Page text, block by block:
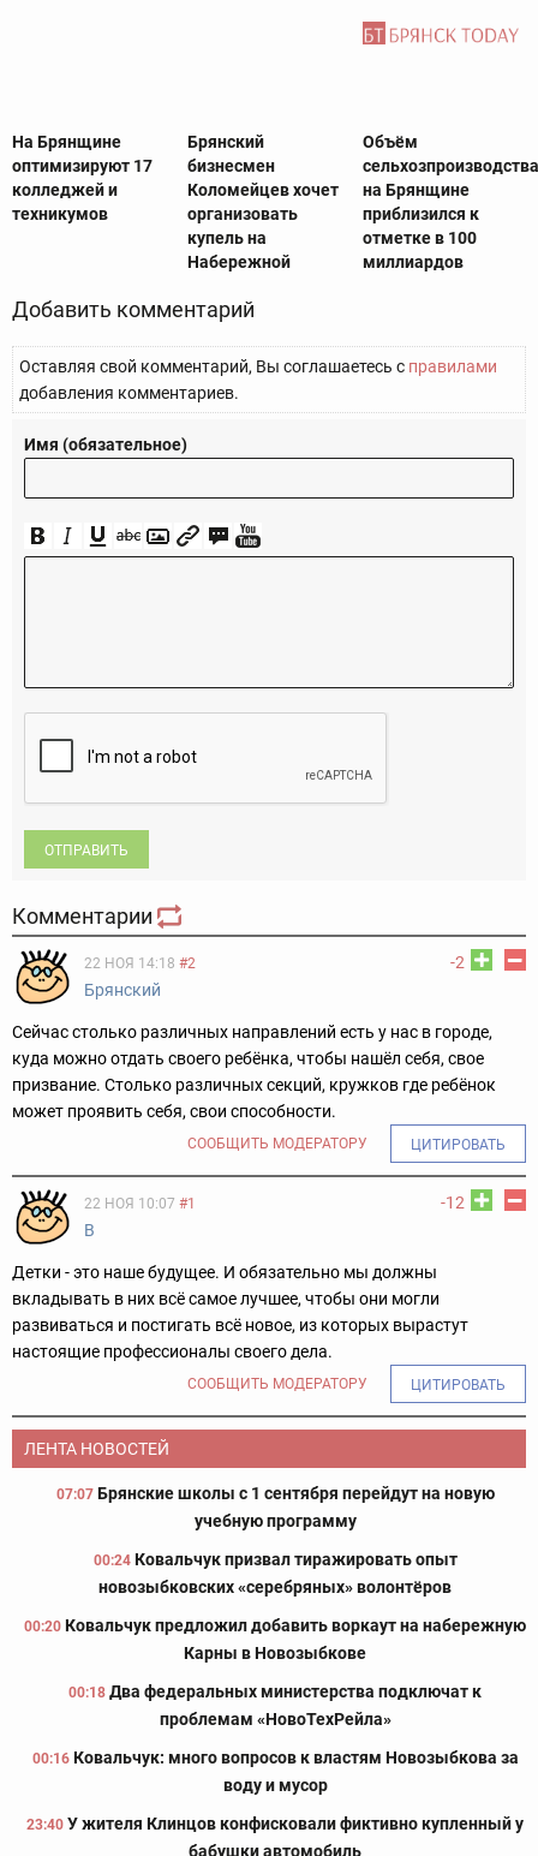
На Брянщине
оптимизируют 17
колледжей и
техникумов
Брянский
бизнесмен
Коломейцев хочет
организовать
купель на
Набережной
Объём
сельхозпроизводства
на Брянщине
приблизился к
отметке в 100
миллиардов
Добавить комментарий
Оставляя свой комментарий, Вы соглашаетесь с правилами
добавления комментариев.
Имя (обязательное)
ОТПРАВИТЬ
Комментарии
-2
22 НОЯ 14:18 #2
Брянский
Сейчас столько различных направлений есть у нас в городе,
куда можно отдать своего ребёнка, чтобы нашёл себя, свое
призвание. Столько различных секций, кружков где ребёнок
может проявить себя, свои способности.
СООБЩИТЬ МОДЕРАТОРУ ЦИТИРОВАТЬ
-12
22 НОЯ 10:07 #1
В
Детки - это наше будущее. И обязательно мы должны
вкладывать в них всё самое лучшее, чтобы они могли
развиваться и постигать всё новое, из которых вырастут
настоящие профессионалы своего дела.
СООБЩИТЬ МОДЕРАТОРУ ЦИТИРОВАТЬ
ЛЕНТА НОВОСТЕЙ
07:07 Брянские школы с 1 сентября перейдут на новую
учебную программу
00:24 Ковальчук призвал тиражировать опыт
новозыбковских «серебряных» волонтёров
00:20 Ковальчук предложил добавить воркаут на набережную
Карны в Новозыбкове
00:18 Два федеральных министерства подключат к
проблемам «НовоТехРейла»
00:16 Ковальчук: много вопросов к властям Новозыбкова за
воду и мусор
23:40 У жителя Клинцов конфисковали фиктивно купленный у
бабушки автомобиль